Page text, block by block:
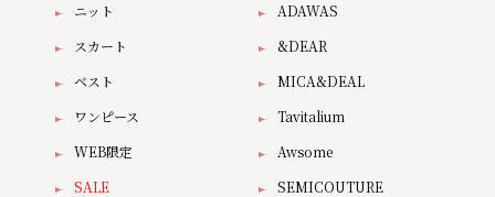
ニット
スカート
ベスト
ワンピース
WEB限定
SALE
ADAWAS
&DEAR
MICA&DEAL
Tavitalium
Awsome
SEMICOUTURE